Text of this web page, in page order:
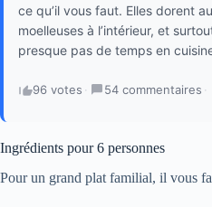
ce qu’il vous faut. Elles dorent
moelleuses à l’intérieur, et
presque pas de temps en
96 votes · 54 commentaires ·
Ingrédients pour 6 personnes
Pour un grand plat familial, il vous